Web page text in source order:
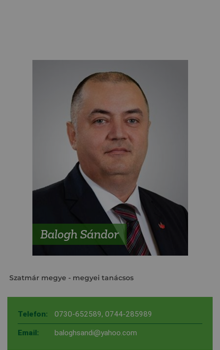
Balogh Sándor
Szatmár megye - megyei tanácsos
Telefon: 0730-652589, 0744-285989
Email: baloghsandi@yahoo.com